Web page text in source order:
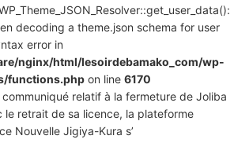
decoding a theme.json schema for user
error in
nginx/html/lesoirdebamako_com/wp-
functions.php on line 6170
communiqué relatif à la fermeture de Joliba
le retrait de sa licence, la plateforme
Nouvelle Jigiya-Kura s’